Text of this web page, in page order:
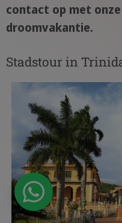
contact op met
droomvakantie.
Stadstour in